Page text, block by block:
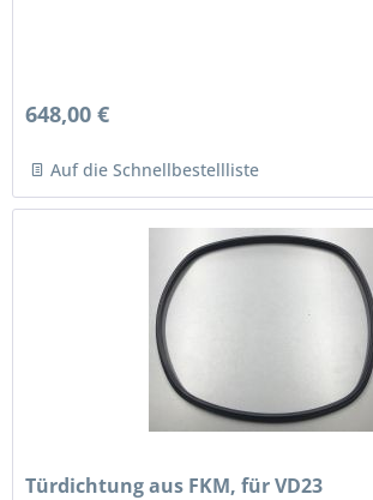
648,00 €
Auf die Schnellbestellliste
Türdichtung aus FKM, für VD23